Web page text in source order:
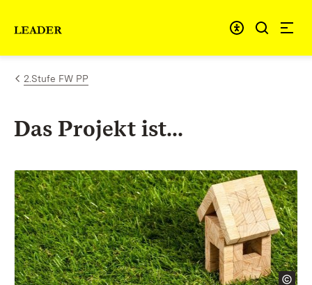
Link zur Startseite
2.Stufe FW PP
Das Projekt ist...